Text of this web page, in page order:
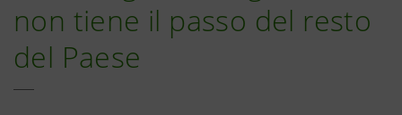
non tiene il passo del resto
del Paese